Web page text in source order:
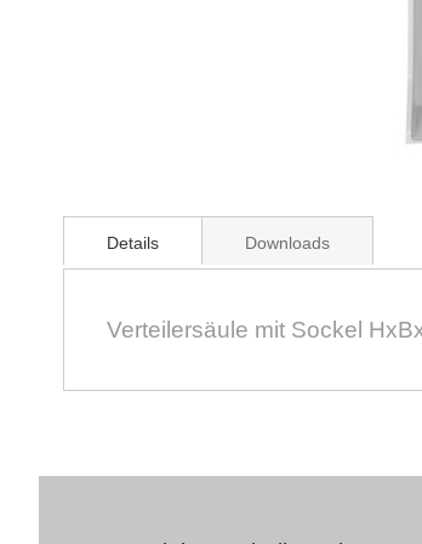
Anfang
der
springen
Details
Verteilersäule mit Sockel
Downloads